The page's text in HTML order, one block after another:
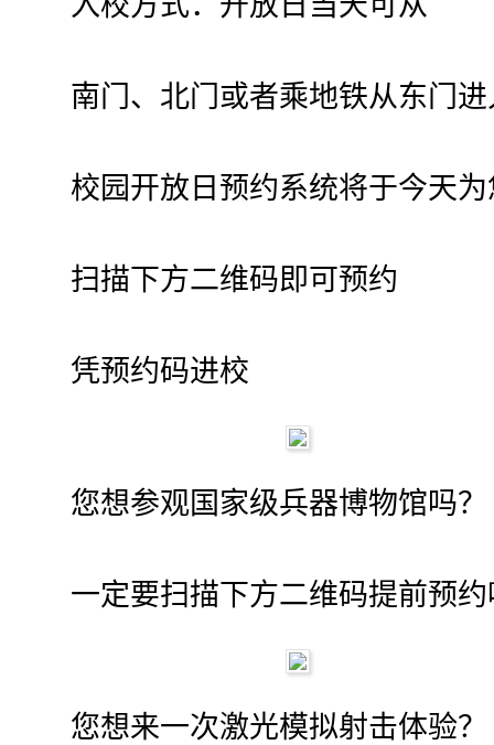
南门、北门或者乘地铁从东门进
校园开放日预约系统将于今天为
扫描下方二维码即可预约
凭预约码进校
您想参观国家级兵器博物馆吗？
一定要扫描下方二维码提前预约
您想来一次激光模拟射击体验？